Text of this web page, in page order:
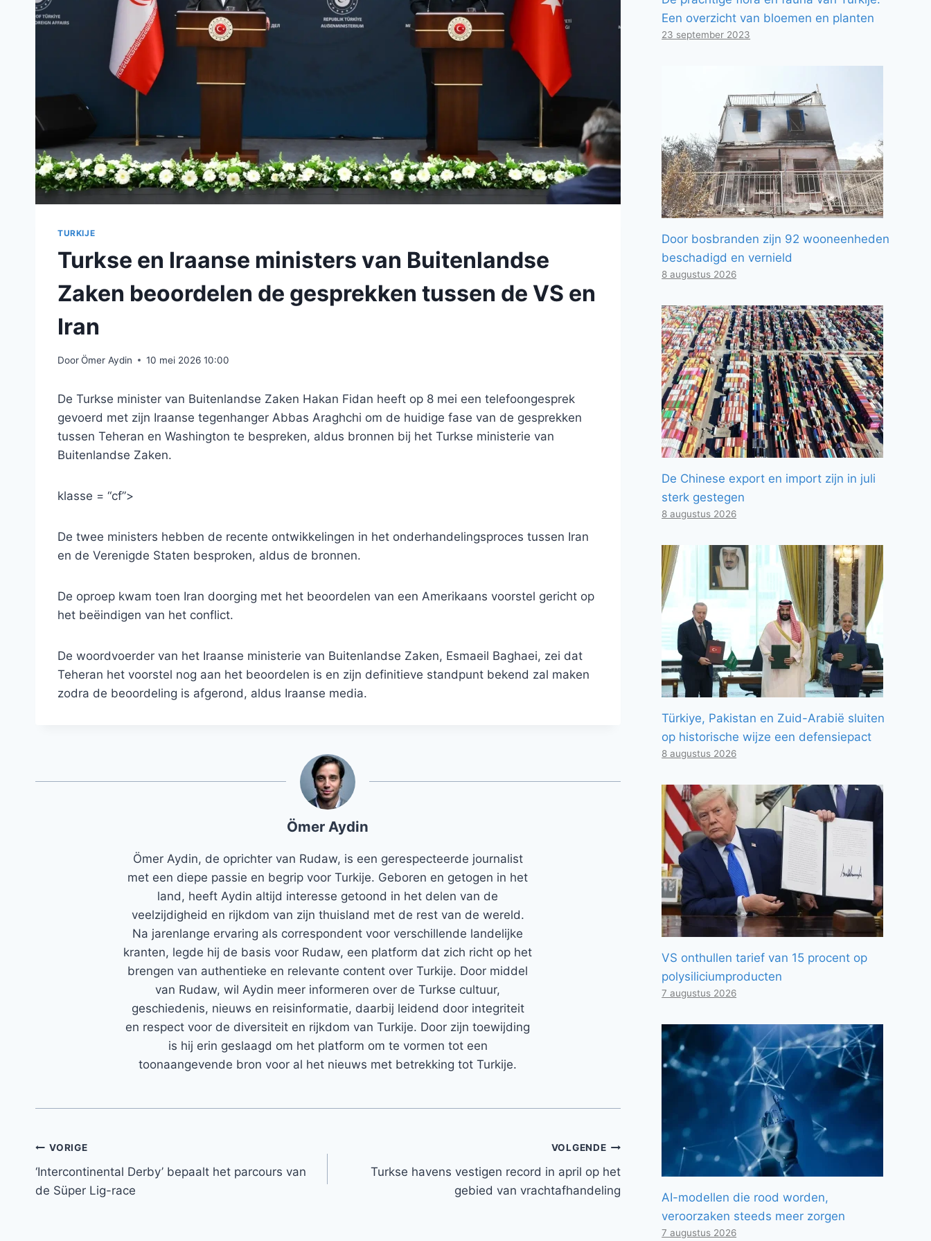
TURKIJE
Turkse en Iraanse ministers van Buitenlandse
Zaken beoordelen de gesprekken tussen de VS en
Iran
DoorÖmer Aydin 10 mei 2026 10:00
De Turkse minister van Buitenlandse Zaken Hakan Fidan heeft op 8 mei een telefoongesprek
gevoerd met zijn Iraanse tegenhanger Abbas Araghchi om de huidige fase van de gesprekken
tussen Teheran en Washington te bespreken, aldus bronnen bij het Turkse ministerie van
Buitenlandse Zaken.
klasse = “cf”>
De twee ministers hebben de recente ontwikkelingen in het onderhandelingsproces tussen Iran
en de Verenigde Staten besproken, aldus de bronnen.
De oproep kwam toen Iran doorging met het beoordelen van een Amerikaans voorstel gericht op
het beëindigen van het conflict.
De woordvoerder van het Iraanse ministerie van Buitenlandse Zaken, Esmaeil Baghaei, zei dat
Teheran het voorstel nog aan het beoordelen is en zijn definitieve standpunt bekend zal maken
zodra de beoordeling is afgerond, aldus Iraanse media.
Ömer Aydin
Ömer Aydin, de oprichter van Rudaw, is een gerespecteerde journalist
met een diepe passie en begrip voor Turkije. Geboren en getogen in het
land, heeft Aydin altijd interesse getoond in het delen van de
veelzijdigheid en rijkdom van zijn thuisland met de rest van de wereld.
Na jarenlange ervaring als correspondent voor verschillende landelijke
kranten, legde hij de basis voor Rudaw, een platform dat zich richt op het
brengen van authentieke en relevante content over Turkije. Door middel
van Rudaw, wil Aydin meer informeren over de Turkse cultuur,
geschiedenis, nieuws en reisinformatie, daarbij leidend door integriteit
en respect voor de diversiteit en rijkdom van Turkije. Door zijn toewijding
is hij erin geslaagd om het platform om te vormen tot een
toonaangevende bron voor al het nieuws met betrekking tot Turkije.
Bericht
navigatie
VORIGE
‘Intercontinental Derby’ bepaalt het parcours van
de Süper Lig-race
VOLGENDE
Turkse havens vestigen record in april op het
gebied van vrachtafhandeling
Een overzicht van bloemen en planten
23 september 2023
Door bosbranden zijn 92 wooneenheden
beschadigd en vernield
8 augustus 2026
De Chinese export en import zijn in juli
sterk gestegen
8 augustus 2026
Türkiye, Pakistan en Zuid-Arabië sluiten
op historische wijze een defensiepact
8 augustus 2026
VS onthullen tarief van 15 procent op
polysiliciumproducten
7 augustus 2026
AI-modellen die rood worden,
veroorzaken steeds meer zorgen
7 augustus 2026